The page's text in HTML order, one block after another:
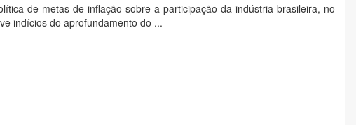
de metas de inflação sobre a participação da indústria brasileira, no
indícios do aprofundamento do ...